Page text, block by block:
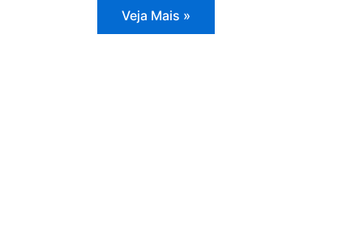
Assistência
Técnica
Veja Mais »